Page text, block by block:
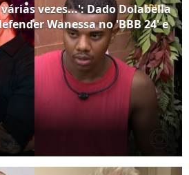
vezes...': Dado Dolabella
Wanessa no 'BBB 24' e